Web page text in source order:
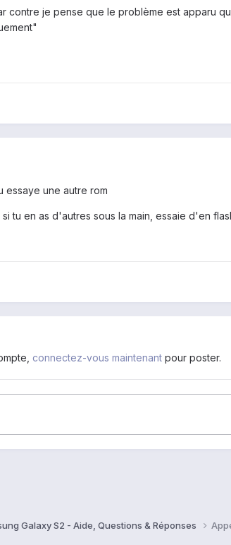
contre je pense que le problème est apparu
essaye une autre rom
tu en as d'autres sous la main, essaie d'en
connectez-vous maintenant pour poster.
Galaxy S2 - Aide, Questions & Réponses